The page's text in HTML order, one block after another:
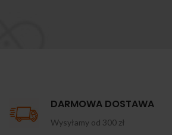
DARMOWA DOSTAWA
Wysyłamy od 300 zł